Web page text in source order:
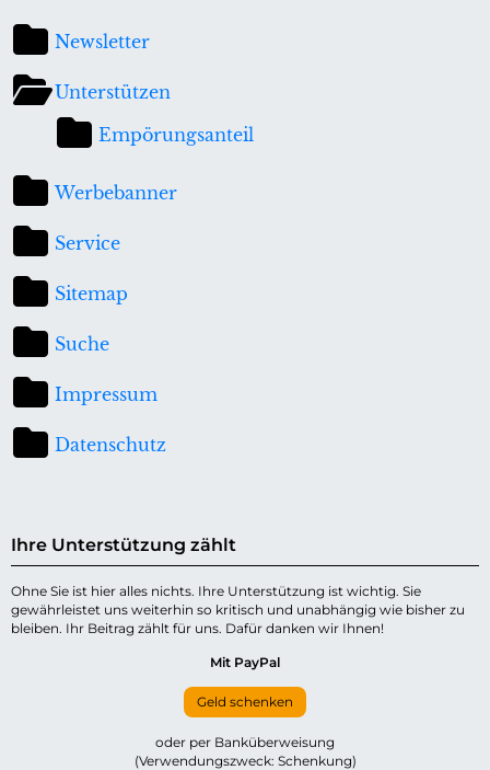
Newsletter
Unterstützen
Empörungsanteil
Werbebanner
Service
Sitemap
Suche
Impressum
Datenschutz
Ihre Unterstützung zählt
Ohne Sie ist hier alles nichts. Ihre Unterstützung ist wichtig. Sie
gewährleistet uns weiterhin so kritisch und unabhängig wie bisher zu
bleiben. Ihr Beitrag zählt für uns. Dafür danken wir Ihnen!
Mit PayPal
Geld schenken
oder per Banküberweisung
(Verwendungszweck: Schenkung)